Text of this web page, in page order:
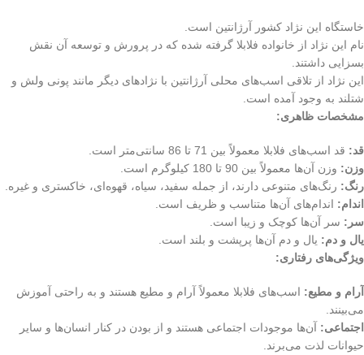
خاستگاه این نژاد کشور آرژانتین است.
نام این نژاد از خانواده فلابلا گرفته شده که در پرورش و توسعه آن نقش
بسزایی داشتند.
این نژاد از تلاقی اسب‌های محلی آرژانتین با نژادهای دیگر مانند پونی ولش و
شتلند به وجود آمده است.
مشخصات ظاهری:
قد: قد اسب‌های فلابلا معمولاً بین 71 تا 86 سانتی‌متر است.
وزن: وزن آن‌ها معمولاً بین 90 تا 180 کیلوگرم است.
رنگ: رنگ‌های متنوعی دارند، از جمله سفید، سیاه، قهوه‌ای، خاکستری و غیره.
اندام: اندام‌های آن‌ها متناسب و ظریف است.
سر: سر آن‌ها کوچک و زیبا است.
یال و دم: یال و دم آن‌ها پرپشت و بلند است.
ویژگی‌های رفتاری:
آرام و مطیع: اسب‌های فلابلا معمولاً آرام و مطیع هستند و به راحتی آموزش
می‌بینند.
اجتماعی: آن‌ها موجودات اجتماعی هستند و از بودن در کنار انسان‌ها و سایر
حیوانات لذت می‌برند.